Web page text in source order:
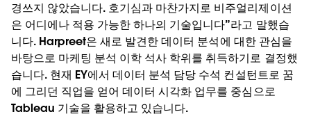
경쓰지 않았습니다. 호기심과 마찬가지로 비주얼리제이션
은 어디에나 적용 가능한 하나의 기술입니다”라고 말했습
니다. Harpreet은 새로 발견한 데이터 분석에 대한 관심을
바탕으로 마케팅 분석 이학 석사 학위를 취득하기로 결정했
습니다. 현재 EY에서 데이터 분석 담당 수석 컨설턴트로 꿈
에 그리던 직업을 얻어 데이터 시각화 업무를 중심으로
Tableau 기술을 활용하고 있습니다.